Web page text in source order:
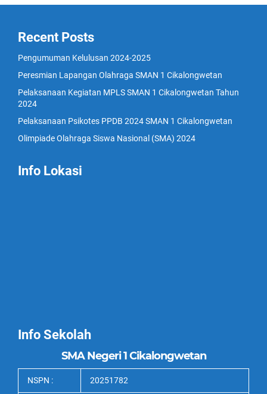
Recent Posts
Pengumuman Kelulusan 2024-2025
Peresmian Lapangan Olahraga SMAN 1 Cikalongwetan
Pelaksanaan Kegiatan MPLS SMAN 1 Cikalongwetan Tahun
2024
Pelaksanaan Psikotes PPDB 2024 SMAN 1 Cikalongwetan
Olimpiade Olahraga Siswa Nasional (SMA) 2024
Info Lokasi
Info Sekolah
SMA Negeri 1 Cikalongwetan
NSPN : 20251782